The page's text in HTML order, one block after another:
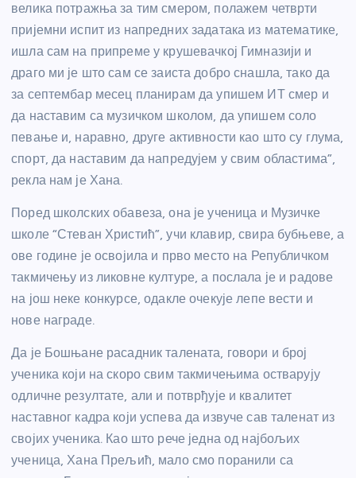
велика потражња за тим смером, полажем четврти
пријемни испит из напредних задатака из математике,
ишла сам на припреме у крушевачкој Гимназији и
драго ми је што сам се заиста добро снашла, тако да
за септембар месец планирам да упишем ИТ смер и
да наставим са музичком школом, да упишем соло
певање и, наравно, друге активности као што су глума,
спорт, да наставим да напредујем у свим областима”,
рекла нам је Хана.
Поред школских обавеза, она је ученица и Музичке
школе “Стеван Христић”, учи клавир, свира бубњеве, а
ове године је освојила и прво место на Републичком
такмичењу из ликовне културе, а послала је и радове
на још неке конкурсе, одакле очекује лепе вести и
нове награде.
Да је Бошњане расадник талената, говори и број
ученика који на скоро свим такмичењима остварују
одличне резултате, али и потврђује и квалитет
наставног кадра који успева да извуче сав таленат из
својих ученика. Као што рече једна од најбољих
ученица, Хана Прељић, мало смо поранили са